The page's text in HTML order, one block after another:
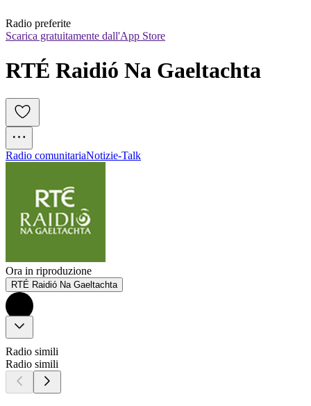
Radio preferite
Scarica gratuitamente dall'App Store
RTÉ Raidió Na Gaeltachta
Radio comunitariaNotizie-Talk
Ora in riproduzione
RTÉ Raidió Na Gaeltachta
Radio simili
Radio simili